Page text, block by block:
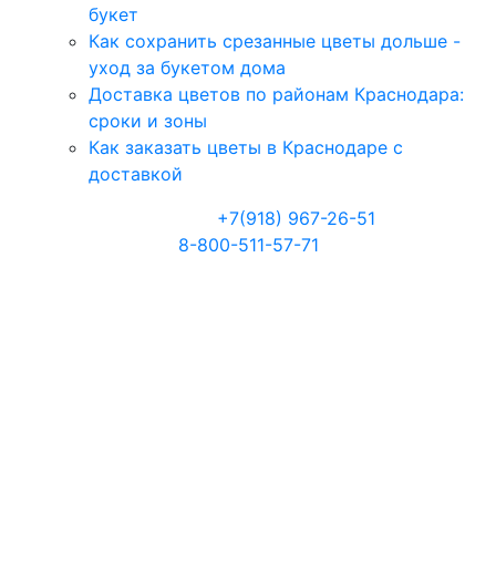
букет
Как сохранить срезанные цветы дольше -
уход за букетом дома
Доставка цветов по районам Краснодара:
сроки и зоны
Как заказать цветы в Краснодаре с
доставкой
+7(918) 967-26-51
8-800-511-57-71